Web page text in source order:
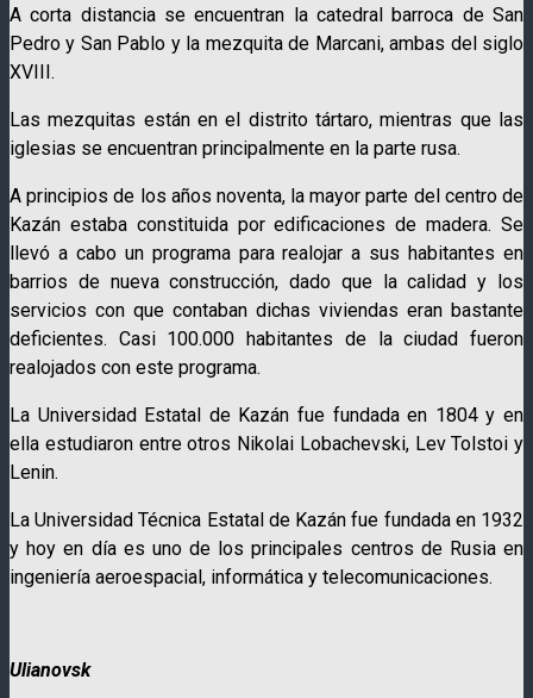
A corta distancia se encuentran la catedral barroca de San
Pedro y San Pablo y la mezquita de Marcani, ambas del siglo
XVIII.
Las mezquitas están en el distrito tártaro, mientras que las
iglesias se encuentran principalmente en la parte rusa.
A principios de los años noventa, la mayor parte del centro de
Kazán estaba constituida por edificaciones de madera. Se
llevó a cabo un programa para realojar a sus habitantes en
barrios de nueva construcción, dado que la calidad y los
servicios con que contaban dichas viviendas eran bastante
deficientes. Casi 100.000 habitantes de la ciudad fueron
realojados con este programa.
La Universidad Estatal de Kazán fue fundada en 1804 y en
ella estudiaron entre otros Nikolai Lobachevski, Lev Tolstoi y
Lenin.
La Universidad Técnica Estatal de Kazán fue fundada en 1932
y hoy en día es uno de los principales centros de Rusia en
ingeniería aeroespacial, informática y telecomunicaciones.
Ulianovsk